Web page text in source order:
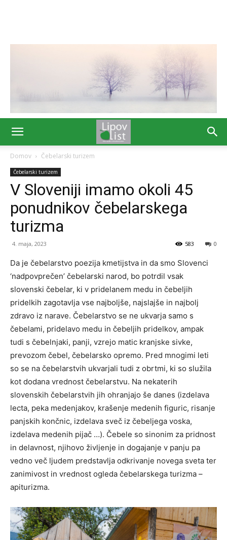
Domov Čebelarski turizem
Čebelarski turizem
V Sloveniji imamo okoli 45
ponudnikov čebelarskega
turizma
4. maja, 2023 0
583
Da je čebelarstvo poezija kmetijstva in da smo Slovenci
‘nadpovprečen’ čebelarski narod, bo potrdil vsak
slovenski čebelar, ki v pridelanem medu in čebeljih
pridelkih zagotavlja vse najboljše, najslajše in najbolj
zdravo iz narave. Čebelarstvo se ne ukvarja samo s
čebelami, pridelavo medu in čebeljih pridelkov, ampak
tudi s čebelnjaki, panji, vzrejo matic kranjske sivke,
prevozom čebel, čebelarsko opremo. Pred mnogimi leti
so se na čebelarstvih ukvarjali tudi z obrtmi, ki so služila
kot dodana vrednost čebelarstvu. Na nekaterih
slovenskih čebelarstvih jih ohranjajo še danes (izdelava
lecta, peka medenjakov, krašenje medenih figuric, risanje
panjskih končnic, izdelava sveč iz čebeljega voska,
izdelava medenih pijač …). Čebele so sinonim za pridnost
in delavnost, njihovo življenje in dogajanje v panju pa
vedno več ljudem predstavlja odkrivanje novega sveta ter
zanimivost in vrednost ogleda čebelarskega turizma –
apiturizma.